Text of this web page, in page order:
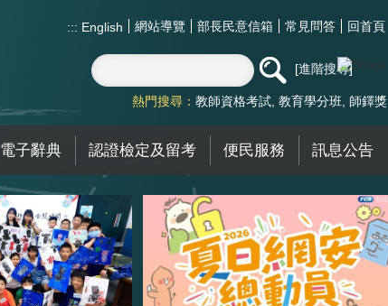
::: English 網站導覽 部長民意信箱 常見問答 回首頁
進階搜尋
熱門搜尋： 教師資格考試 教育學分班 師鐸獎
電子辭典 認證檢定及留考 便民服務 訊息公告